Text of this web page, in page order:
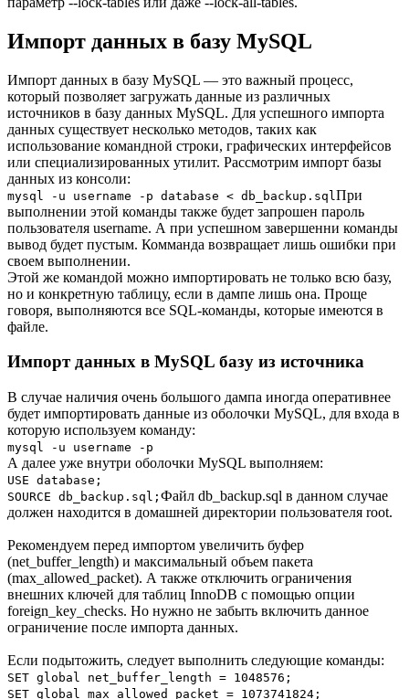
Импорт данных в базу MySQL
Импорт данных в базу MySQL — это важный процесс,
который позволяет загружать данные из различных
источников в базу данных MySQL. Для успешного импорта
данных существует несколько методов, таких как
использование командной строки, графических интерфейсов
или специализированных утилит. Рассмотрим импорт базы
данных из консоли:
mysql -u username -p database < db_backup.sql При
выполнении этой команды также будет запрошен пароль
пользователя username. А при успешном завершенни команды
вывод будет пустым. Комманда возвращает лишь ошибки при
своем выполнении.
Этой же командой можно импортировать не только всю базу,
но и конкретную таблицу, если в дампе лишь она. Проще
говоря, выполняются все SQL-команды, которые имеются в
файле.
Импорт данных в MySQL базу из источника
В случае наличия очень большого дампа иногда оперативнее
будет импортировать данные из оболочки MySQL, для входа в
которую используем команду:
mysql -u username -p
А далее уже внутри оболочки MySQL выполняем:
USE database;
SOURCE db_backup.sql; Файл db_backup.sql в данном случае
должен находится в домашней директории пользователя root.
Рекомендуем перед импортом увеличить буфер
(net_buffer_length) и максимальный объем пакета
(max_allowed_packet). А также отключить ограничения
внешних ключей для таблиц InnoDB с помощью опции
foreign_key_checks. Но нужно не забыть включить данное
ограничение после импорта данных.
Если подытожить, следует выполнить следующие команды:
SET global net_buffer_length = 1048576;
SET global max_allowed_packet = 1073741824;